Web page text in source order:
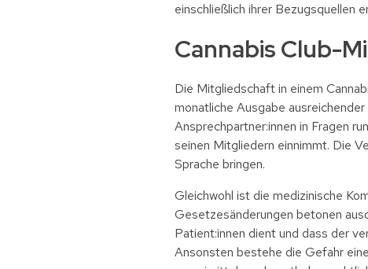
einschließlich ihrer Bezugsquellen
Cannabis Club-
Die Mitgliedschaft in einem
monatliche Ausgabe
Ansprechpartner:innen in Fragen
seinen Mitgliedern einnimmt. Die
Sprache bringen.
Gleichwohl ist die medizinische
Gesetzesänderungen betonen
Patient:innen dient und dass der
Ansonsten bestehe die Gefahr